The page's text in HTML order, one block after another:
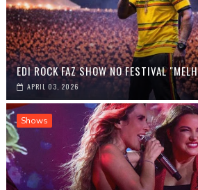
EDI ROCK FAZ SHOW NO FESTIVAL
APRIL 03, 2026
Shows